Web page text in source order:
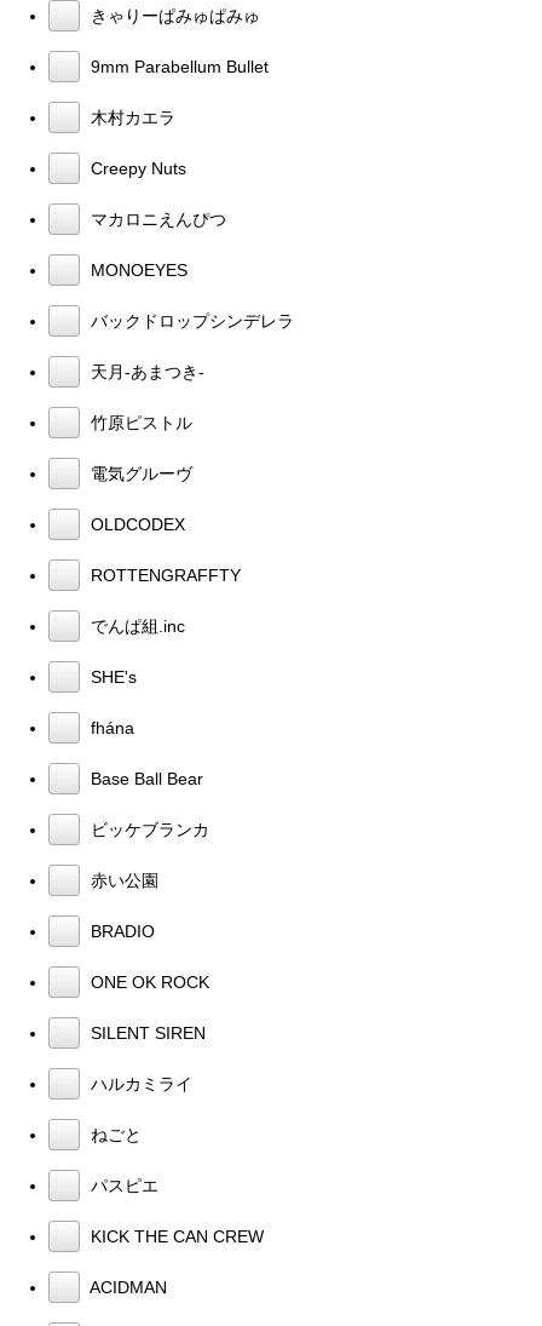
きゃりーぱみゅぱみゅ
9mm Parabellum Bullet
木村カエラ
Creepy Nuts
マカロニえんぴつ
MONOEYES
バックドロップシンデレラ
天月-あまつき-
竹原ピストル
電気グルーヴ
OLDCODEX
ROTTENGRAFFTY
でんぱ組.inc
SHE's
fhána
Base Ball Bear
ビッケブランカ
赤い公園
BRADIO
ONE OK ROCK
SILENT SIREN
ハルカミライ
ねごと
パスピエ
KICK THE CAN CREW
ACIDMAN